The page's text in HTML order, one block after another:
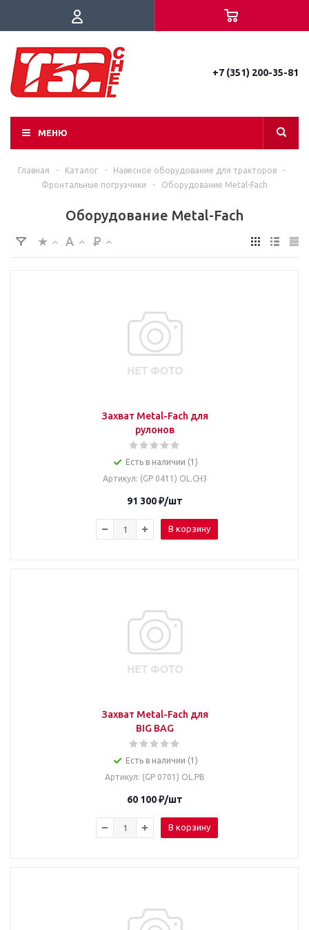
+7 (351) 200-35-81
МЕНЮ
Главная - Каталог - Навесное оборудование для тракторов
-
Фронтальные погрузчики
- Оборудование Metal-Fach
Оборудование Metal-Fach
Захват Metal-Fach для
рулонов
Есть в наличии (1)
Артикул: (GP 0411) OL.CH3
91 300₽/шт
В корзину
Захват Metal-Fach для
BIG BAG
Есть в наличии (1)
Артикул: (GP 0701) OL.PB
60 100₽/шт
В корзину